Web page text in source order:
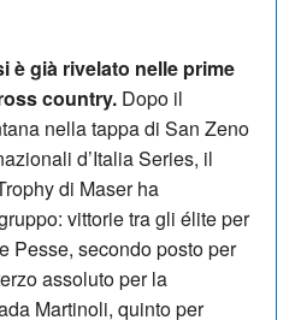
è già rivelato nelle prime
country. Dopo il
nella tappa di San Zeno
d’Italia Series, il
di Maser ha
vittorie tra gli élite per
Pesse, secondo posto per
assoluto per la
Martinoli, quinto per